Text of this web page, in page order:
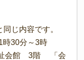
じ内容です。
時30分～3時
祉会館 3階 「会